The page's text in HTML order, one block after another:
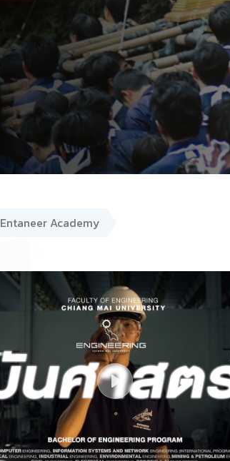
Entaneer Academy
Play